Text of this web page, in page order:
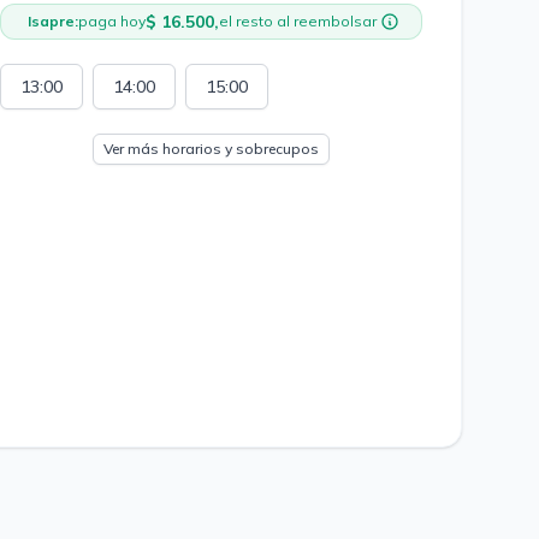
Isapre:paga hoy$ 16.500,el resto al reembolsar
13:00 14:00 15:00
Ver más horarios y sobrecupos